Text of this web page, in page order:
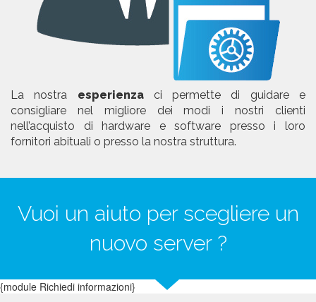
La nostra esperienzaci permette di guidare e
consigliare nel migliore dei modi i nostri clienti
nell’acquisto di hardware e software presso i loro
fornitori abituali o presso la nostra struttura.
Vuoi un aiuto per scegliere un
nuovo server ?
{module Richiedi informazioni}